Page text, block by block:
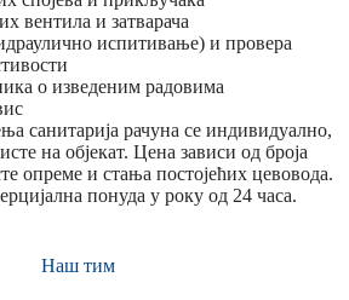
вентила и затварача
испитивање) и провера
о изведеним радовима
санитарија рачуна се индивидуално,
на објекат. Цена зависи од броја
опреме и стања постојећих цевовода.
понуда у року од 24 часа.
Наш тим